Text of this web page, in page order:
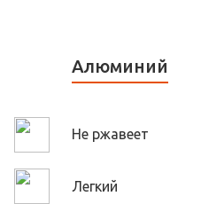
Алюминий
Не ржавеет
Легкий